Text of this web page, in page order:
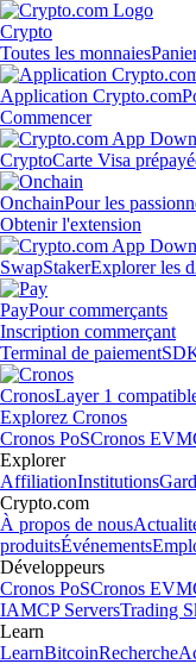
Crypto
Toutes les monnaies
Application Crypto.com
Commencer
CryptoCarte Visa
OnchainPour les
Obtenir l'extension
SwapStakerExplorer les
PayPour commerçants
Inscription commerçant
Terminal de paiement
CronosLayer 1
Explorez Cronos
Cronos PoSCronos EVM
Explorer
AffiliationInstitutions
Crypto.com
À propos de nous
produitsÉvénements
Développeurs
Cronos PoSCronos EVM
IAMCP ServersTrading
Learn
LearnBitcoinRecherche